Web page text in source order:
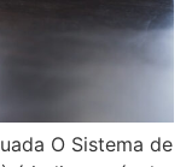
O Sistema de